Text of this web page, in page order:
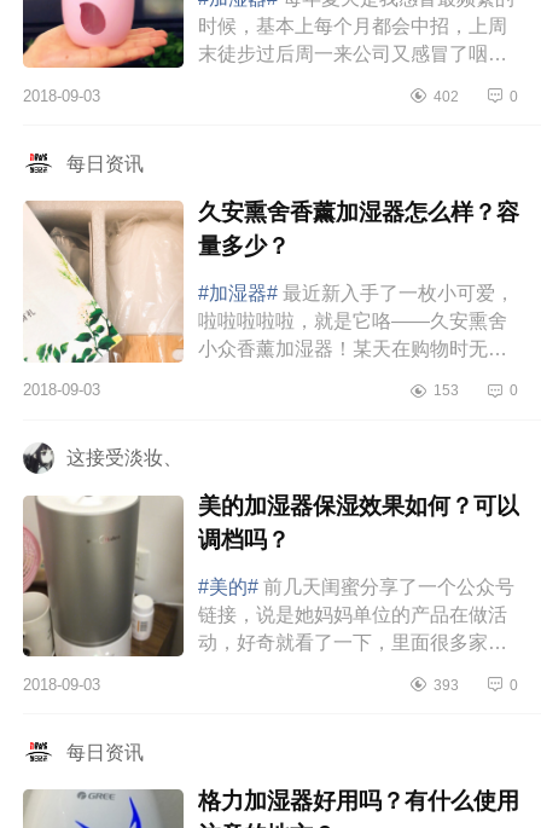
时候，基本上每个月都会中招，上周
末徒步过后周一来公司又感冒了咽喉
生，医师让我注意别常用空调，如...
2018-09-03 402 0
每日资讯
久安熏舍香薰加湿器怎么样？容
量多少？
#加湿器# 最近新入手了一枚小可爱，
啦啦啦啦啦，就是它咯——久安熏舍
小众香薰加湿器！某天在购物时无意
看上去觉得很舒服，收到后真的蛮...
2018-09-03 153 0
这接受淡妆、
美的加湿器保湿效果如何？可以
调档吗？
#美的# 前几天闺蜜分享了一个公众号
链接，说是她妈妈单位的产品在做活
动，好奇就看了一下，里面很多家里
怪是什么活动，就问了一下，原...
2018-09-03 393 0
每日资讯
格力加湿器好用吗？有什么使用